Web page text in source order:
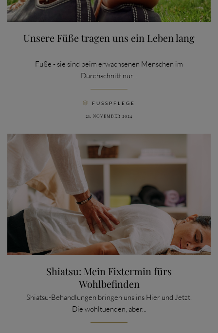
Unsere Füße tragen uns ein Leben lang
Füße - sie sind beim erwachsenen Menschen im
Durchschnitt nur...
 FUSSPFLEGE
21. NOVEMBER 2024
Shiatsu: Mein Fixtermin fürs
Wohlbefinden
Shiatsu-Behandlungen bringen uns ins Hier und Jetzt.
Die wohltuenden, aber...